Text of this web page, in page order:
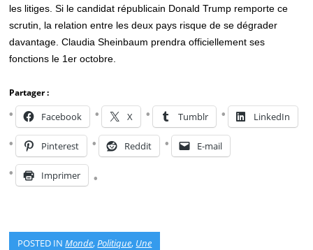
les litiges. Si le candidat républicain Donald Trump remporte ce
scrutin, la relation entre les deux pays risque de se dégrader
davantage. Claudia Sheinbaum prendra officiellement ses
fonctions le 1er octobre.
Partager :
Facebook X Tumblr LinkedIn
Pinterest Reddit E-mail
Imprimer
POSTED INMonde,Politique, Une